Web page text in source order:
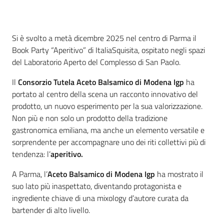
Agricoltura
in
cifre
Agricoltura,
pesca
Argomenti
Introduzione
Si è svolto a metà dicembre 2025 nel centro di Parma il
Book Party “Aperitivo” di ItaliaSquisita, ospitato negli spazi
del Laboratorio Aperto del Complesso di San Paolo.
Il Consorzio Tutela Aceto Balsamico di Modena Igp ha
portato al centro della scena un racconto innovativo del
prodotto, un nuovo esperimento per la sua valorizzazione.
Non più e non solo un prodotto della tradizione
gastronomica emiliana, ma anche un elemento versatile e
sorprendente per accompagnare uno dei riti collettivi più di
tendenza: l’aperitivo.
A Parma, l’Aceto Balsamico di Modena Igp ha mostrato il
suo lato più inaspettato, diventando protagonista e
ingrediente chiave di una mixology d’autore curata da
bartender di alto livello.